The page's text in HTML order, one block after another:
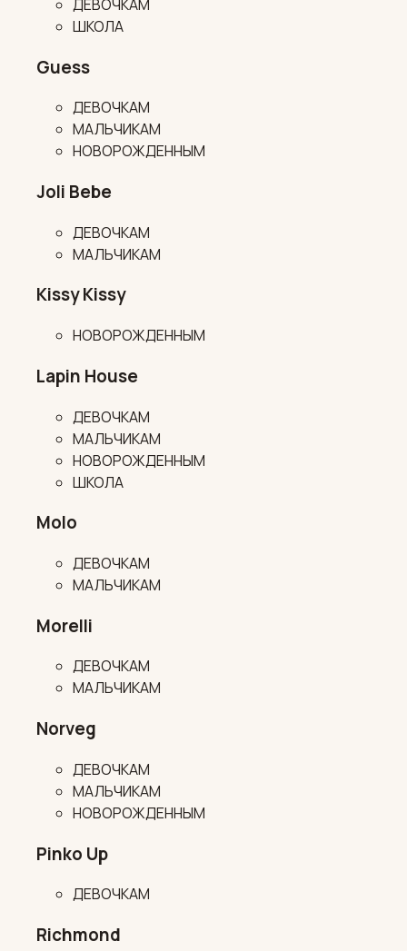
ДЕВОЧКАМ
ШКОЛА
Guess
ДЕВОЧКАМ
МАЛЬЧИКАМ
НОВОРОЖДЕННЫМ
Joli Bebe
ДЕВОЧКАМ
МАЛЬЧИКАМ
Kissy Kissy
НОВОРОЖДЕННЫМ
Lapin House
ДЕВОЧКАМ
МАЛЬЧИКАМ
НОВОРОЖДЕННЫМ
ШКОЛА
Molo
ДЕВОЧКАМ
МАЛЬЧИКАМ
Morelli
ДЕВОЧКАМ
МАЛЬЧИКАМ
Norveg
ДЕВОЧКАМ
МАЛЬЧИКАМ
НОВОРОЖДЕННЫМ
Pinko Up
ДЕВОЧКАМ
Richmond